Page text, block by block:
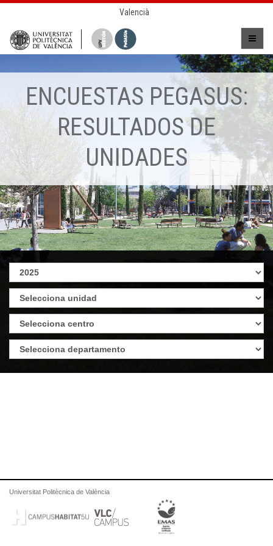
Valencià
ENCUESTAS PEGASUS:
RESULTADOS DE
UNIDADES
Universitat Politècnica de València